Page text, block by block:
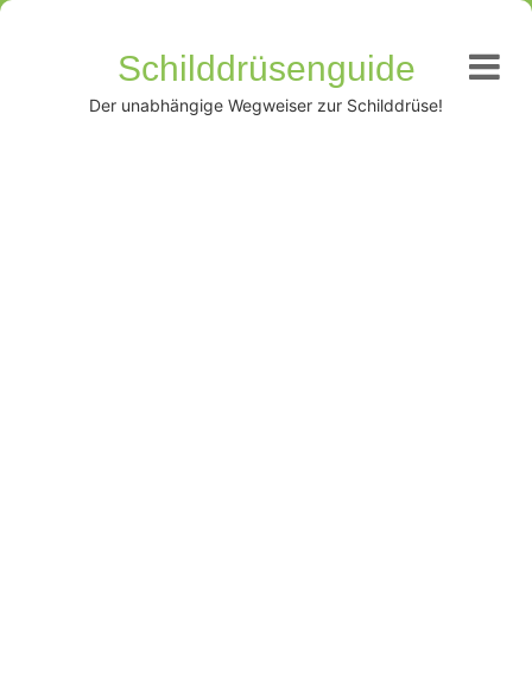
Schilddrüsenguide
Der unabhängige Wegweiser zur Schilddrüse!